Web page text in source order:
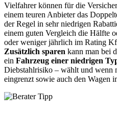
Vielfahrer können für die
einem teuren Anbieter das
der Regel in sehr niedrigen
einem guten Vergleich die Hälfte
oder weniger jährlich im Rating
Zusätzlich sparen kann man bei
ein Fahrzeug einer niedrigen
Diebstahlrisiko – wählt und wenn
eingrenzt sowie auch den Wagen